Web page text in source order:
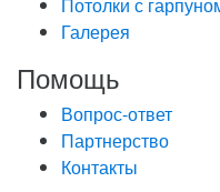
Потолки с
Галерея
Помощь
Вопрос-ответ
Партнерство
Контакты